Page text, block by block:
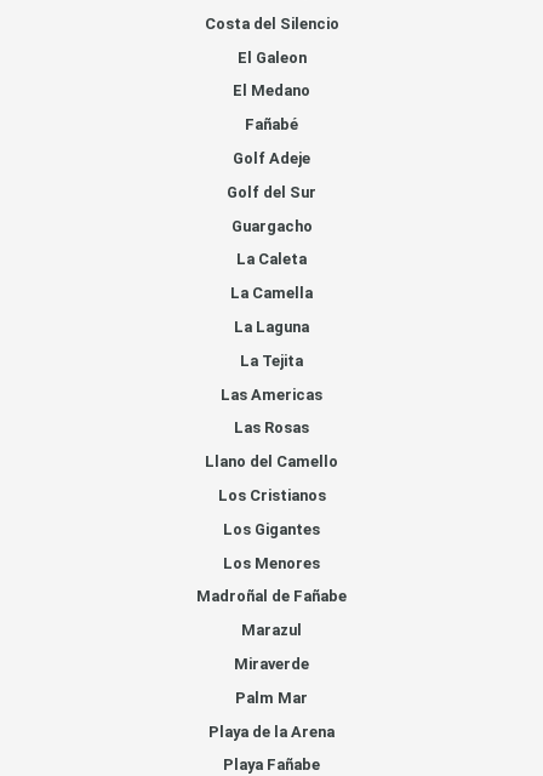
Costa del Silencio
El Galeon
El Medano
Fañabé
Golf Adeje
Golf del Sur
Guargacho
La Caleta
La Camella
La Laguna
La Tejita
Las Americas
Las Rosas
Llano del Camello
Los Cristianos
Los Gigantes
Los Menores
Madroñal de Fañabe
Marazul
Miraverde
Palm Mar
Playa de la Arena
Playa Fañabe